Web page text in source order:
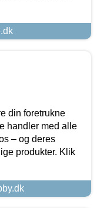
din foretrukne
handler med alle
– og deres
produkter. Klik